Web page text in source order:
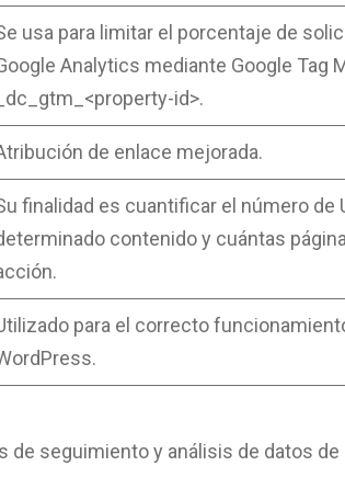
usa para limitar el porcentaje de
Analytics mediante Google Tag
_dc_gtm_<property-id>.
de enlace mejorada.
finalidad es cuantificar el número de
contenido y cuántas
para el correcto
seguimiento y análisis de datos de